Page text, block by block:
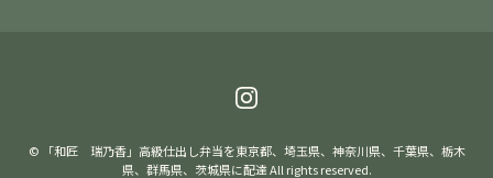
© 「和匠 瑞乃香」高級仕出し弁当を東京都、埼玉県、神奈川県、千葉県、栃木
県、群馬県、茨城県に配達 All rights reserved.